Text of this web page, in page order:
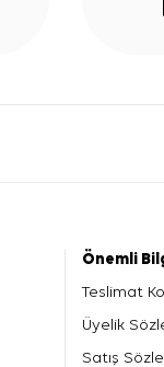
Önemli
Teslimat
Üyelik
Satış